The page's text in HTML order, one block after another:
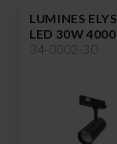
LUMINES
LED 30W
34-0002-30